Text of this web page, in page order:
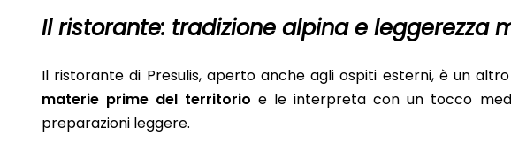
Il ristorante: tradizione alpina e leggerezza
Il ristorante di Presulis, aperto anche agli ospiti esterni, è un
materie prime del territorio e le interpreta con un tocco
preparazioni leggere.